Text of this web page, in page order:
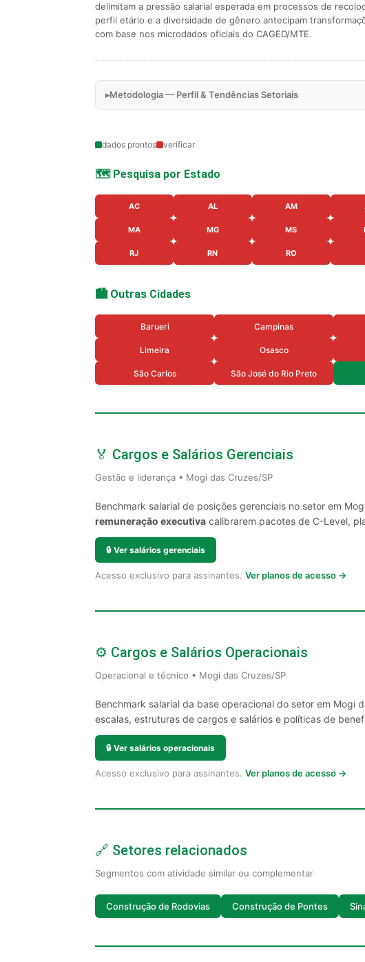
delimitam a pressão salarial esperada em processos de
perfil etário e a diversidade de gênero antecipam
com base nos microdados oficiais do CAGED/MTE.
Metodologia — Perfil & Tendências Setoriais
dados prontos verificar
🗺️ Pesquisa por Estado
AC AL AM
MA MG MS
RJ RN RO
🏙️ Outras Cidades
Barueri Campinas
Limeira Osasco
São Carlos São José do Rio Preto
🏅 Cargos e Salários Gerenciais
Gestão e liderança • Mogi das Cruzes/SP
Benchmark salarial de posições gerenciais no setor em
remuneração executiva calibrarem pacotes de C-Level,
🔒 Ver salários gerenciais
Acesso exclusivo para assinantes. Ver planos de acesso →
⚙️ Cargos e Salários Operacionais
Operacional e técnico • Mogi das Cruzes/SP
Benchmark salarial da base operacional do setor em Mogi
escalas, estruturas de cargos e salários e políticas de
🔒 Ver salários operacionais
Acesso exclusivo para assinantes. Ver planos de acesso →
🔗 Setores relacionados
Segmentos com atividade similar ou complementar
Construção de Rodovias Construção de Pontes